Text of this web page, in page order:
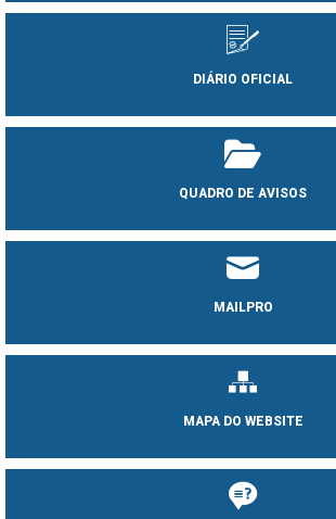
DIÁRIO OFICIAL
QUADRO DE AVISOS
MAILPRO
MAPA DO WEBSITE